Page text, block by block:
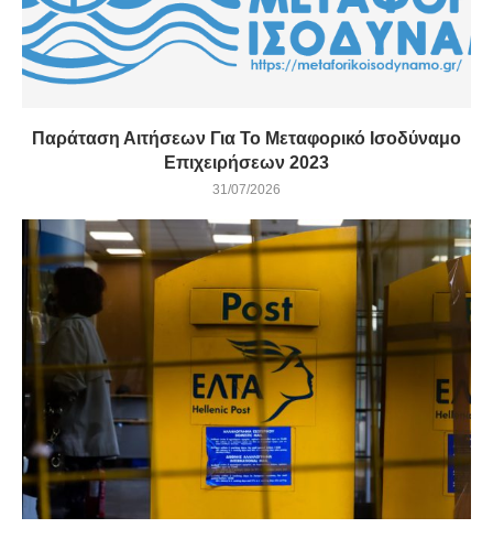
Παράταση Αιτήσεων Για Το Μεταφορικό Ισοδύναμο
Επιχειρήσεων 2023
31/07/2026